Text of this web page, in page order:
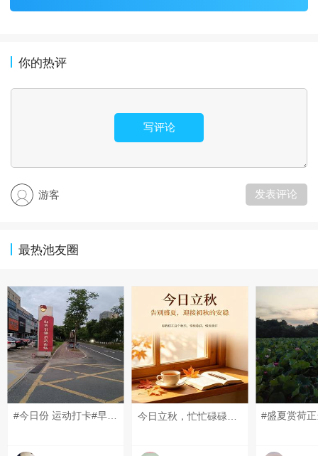
你的热评
写评论
游客 发表评论
最热池友圈
#今日份 运动打卡#早上好！ 今日立秋，忙忙碌碌又半年，不知不觉已是秋，希望这个秋天的风，不急不燥，岁月静好，带来所有好运，百事顺遂，万事顺心